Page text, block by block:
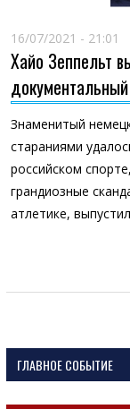
16/07/2021 - 21:01
Хайо Зеппельт
Знаменитый
стараниями
российском
грандиозные
атлетике,
ГЛАВНОЕ СОБЫТИЕ